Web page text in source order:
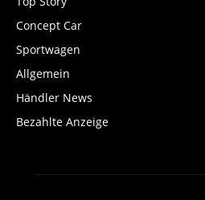
Concept Car
Sportwagen
Allgemein
Händler News
Bezahlte Anzeige